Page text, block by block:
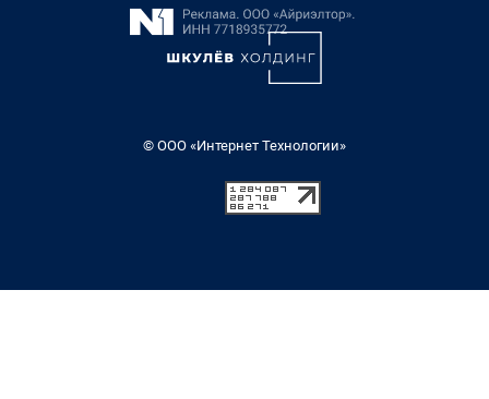
© ООО «Интернет Технологии»